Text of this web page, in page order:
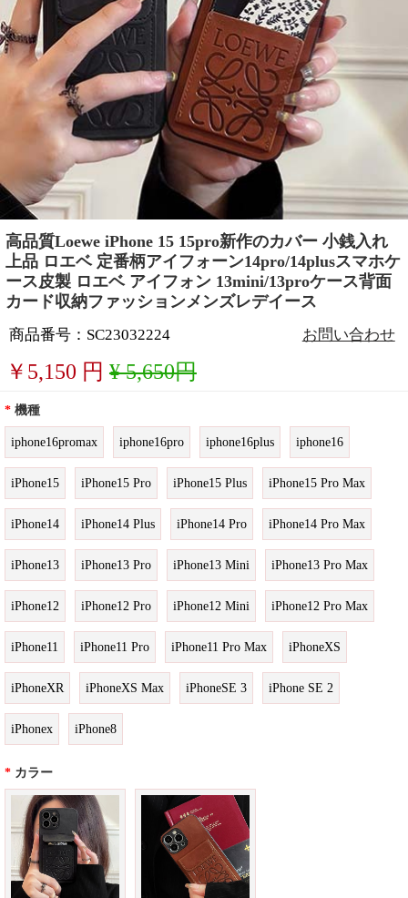
高品質Loewe iPhone 15 15pro新作のカバー 小銭入れ
上品 ロエベ 定番柄アイフォーン14pro/14plusスマホケ
ース皮製 ロエベ アイフォン 13mini/13proケース背面
カード収納ファッションメンズレデイース
商品番号：SC23032224 お問い合わせ
￥ 5,150 円 ¥ 5,650円
* 機種
iphone16promax iphone16pro iphone16plus iphone16
iPhone15 iPhone15 Pro iPhone15 Plus iPhone15 Pro Max
iPhone14 iPhone14 Plus iPhone14 Pro iPhone14 Pro Max
iPhone13 iPhone13 Pro iPhone13 Mini iPhone13 Pro Max
iPhone12 iPhone12 Pro iPhone12 Mini iPhone12 Pro Max
iPhone11 iPhone11 Pro iPhone11 Pro Max iPhoneXS
iPhoneXR iPhoneXS Max iPhoneSE 3 iPhone SE 2
iPhonex iPhone8
* カラー